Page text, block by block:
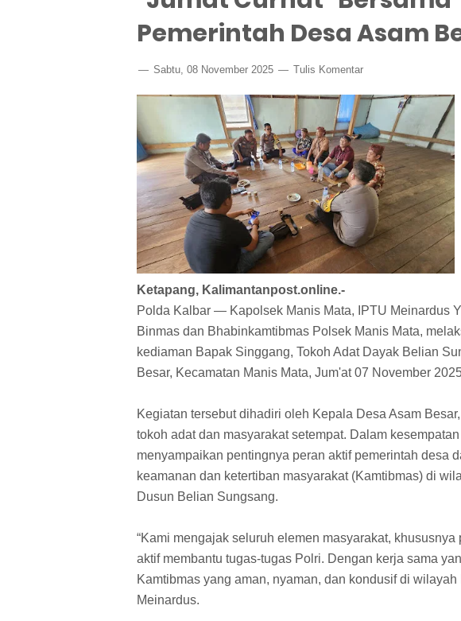
Pemerintah Desa Asam
Sabtu, 08 November 2025 Tulis Komentar
Ketapang, Kalimantanpost.online.-
Polda Kalbar — Kapolsek Manis Mata, IPTU Meinardus
Binmas dan Bhabinkamtibmas Polsek Manis Mata,
kediaman Bapak Singgang, Tokoh Adat Dayak Belian
Besar, Kecamatan Manis Mata, Jum'at 07 November
Kegiatan tersebut dihadiri oleh Kepala Desa Asam
tokoh adat dan masyarakat setempat. Dalam
menyampaikan pentingnya peran aktif pemerintah desa
keamanan dan ketertiban masyarakat (Kamtibmas) di
Dusun Belian Sungsang.
“Kami mengajak seluruh elemen masyarakat,
aktif membantu tugas-tugas Polri. Dengan kerja sama
Kamtibmas yang aman, nyaman, dan kondusif di
Meinardus.